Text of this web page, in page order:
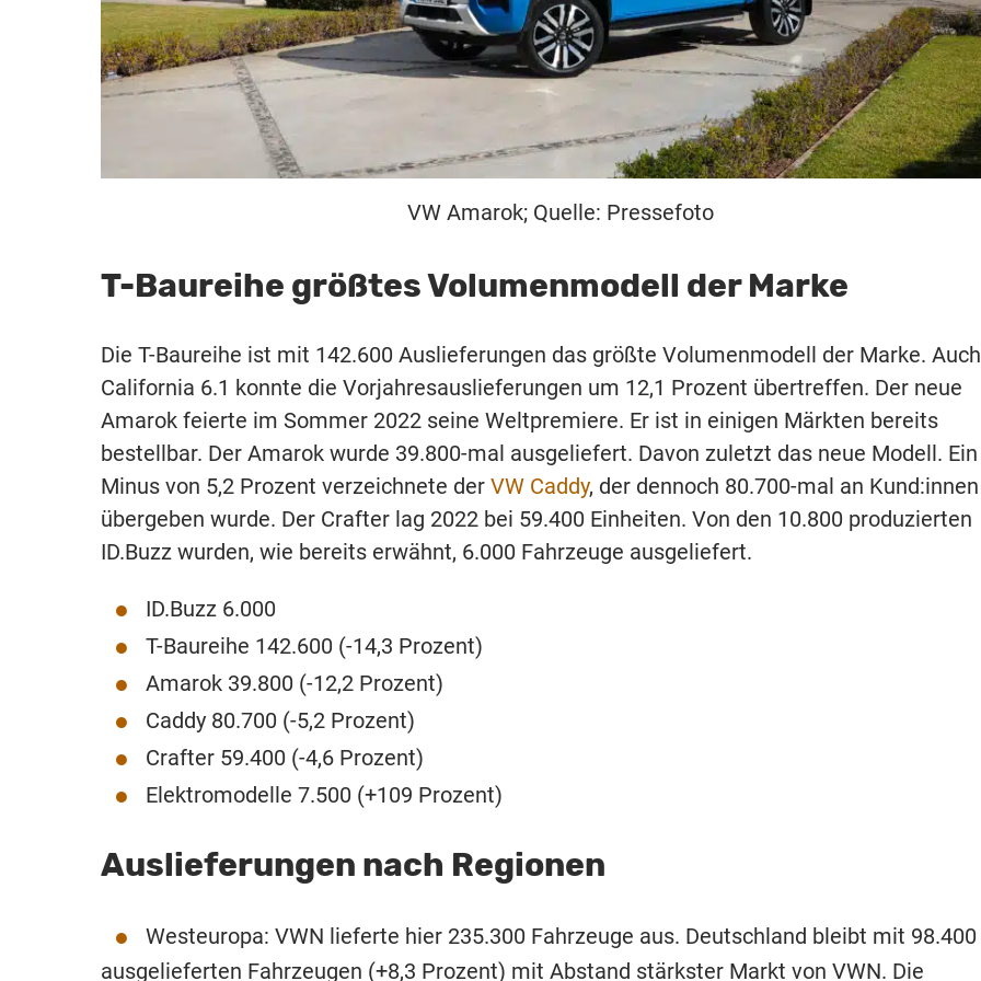
VW Amarok; Quelle: Pressefoto
T-Baureihe größtes Volumenmodell der Marke
Die T-Baureihe ist mit 142.600 Auslieferungen das größte Volumenmodell der Marke.
California 6.1 konnte die Vorjahresauslieferungen um 12,1 Prozent übertreffen. Der neue
Amarok feierte im Sommer 2022 seine Weltpremiere. Er ist in einigen Märkten bereits
bestellbar. Der Amarok wurde 39.800-mal ausgeliefert. Davon zuletzt das neue Modell. Ein
Minus von 5,2 Prozent verzeichnete der VW Caddy, der dennoch 80.700-mal an Kund:innen
übergeben wurde. Der Crafter lag 2022 bei 59.400 Einheiten. Von den 10.800 produzierten
ID.Buzz wurden, wie bereits erwähnt, 6.000 Fahrzeuge ausgeliefert.
ID.Buzz 6.000
T-Baureihe 142.600 (-14,3 Prozent)
Amarok 39.800 (-12,2 Prozent)
Caddy 80.700 (-5,2 Prozent)
Crafter 59.400 (-4,6 Prozent)
Elektromodelle 7.500 (+109 Prozent)
Auslieferungen nach Regionen
Westeuropa: VWN lieferte hier 235.300 Fahrzeuge aus. Deutschland bleibt mit 98.400
ausgelieferten Fahrzeugen (+8,3 Prozent) mit Abstand stärkster Markt von VWN. Die